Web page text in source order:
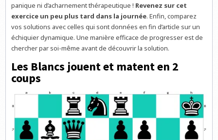
panique ni d’acharnement thérapeutique ! Revenez sur cet
exercice un peu plus tard dans la journée. Enfin, comparez
vos solutions avec celles qui sont données en fin d’article sur un
échiquier dynamique. Une manière efficace de progresser est de
chercher par soi-même avant de découvrir la solution.
Les Blancs jouent et matent en 2
coups